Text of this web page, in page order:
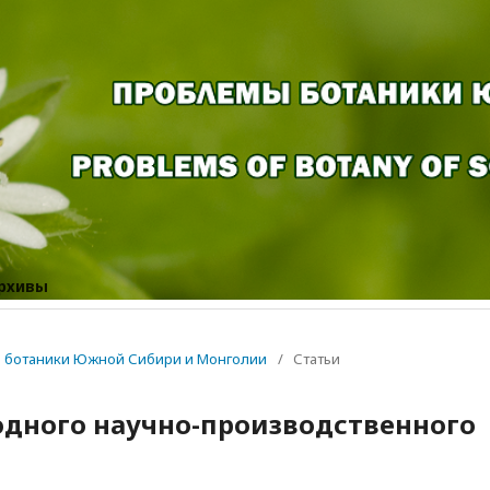
Южной Сибири и Монголии / Статьи
научно-производственного